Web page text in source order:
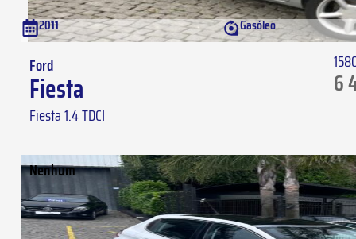
2011 Gasóleo
Ford
Fiesta
Fiesta 1.4 TDCI
6
Nenhum